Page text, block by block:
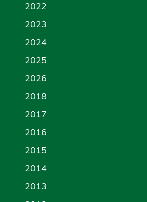
2022
2023
2024
2025
2026
2018
2017
2016
2015
2014
2013